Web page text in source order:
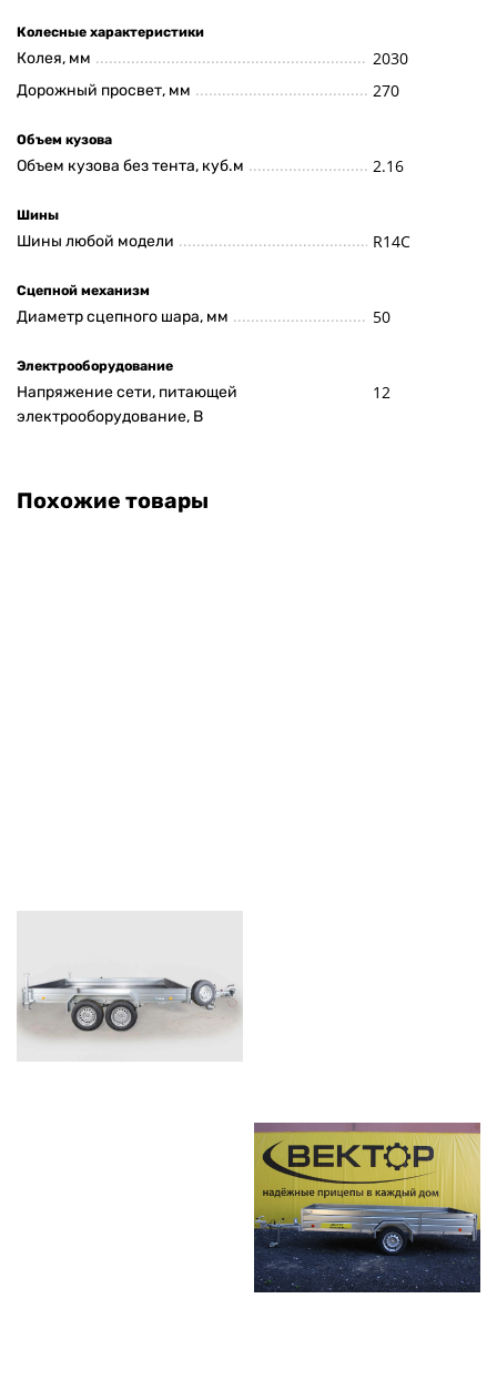
Колесные характеристики
Колея, мм 2030
Дорожный просвет, мм 270
Объем кузова
Объем кузова без тента, куб.м 2.16
Шины
Шины любой модели R14C
Сцепной механизм
Диаметр сцепного шара, мм 50
Электрооборудование
Напряжение сети, питающей
электрооборудование, В
12
Похожие товары